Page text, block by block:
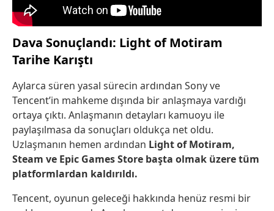
Dava Sonuçlandı: Light of Motiram
Tarihe Karıştı
Aylarca süren yasal sürecin ardından Sony ve
Tencent’in mahkeme dışında bir anlaşmaya vardığı
ortaya çıktı. Anlaşmanın detayları kamuoyu ile
paylaşılmasa da sonuçları oldukça net oldu.
Uzlaşmanın hemen ardından Light of Motiram,
Steam ve Epic Games Store başta olmak üzere tüm
platformlardan kaldırıldı.
Tencent, oyunun geleceği hakkında henüz resmi bir